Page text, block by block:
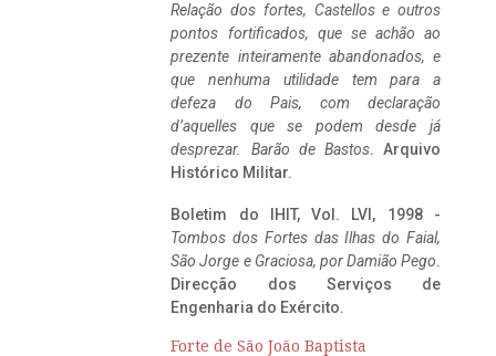
Relação dos fortes, Castellos e outros
pontos fortificados, que se achão ao
prezente inteiramente abandonados, e
que nenhuma utilidade tem para a
defeza do Pais, com declaração
d’aquelles que se podem desde já
desprezar. Barão de Bastos. Arquivo
Histórico Militar.
Boletim do IHIT, Vol. LVI, 1998 -
Tombos dos Fortes das Ilhas do Faial,
São Jorge e Graciosa, por Damião Pego.
Direcção dos Serviços de
Engenharia do Exército.
Forte de São João Baptista